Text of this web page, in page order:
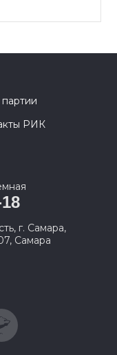
РИК
г. Самара,
Самара